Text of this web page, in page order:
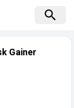
Gainer